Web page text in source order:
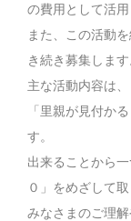
の費用として活用
また、この活動
き続き募集します
主な活動内容は
「里親が見付か
す。
出来ることから
０」をめざして
みなさまのご理